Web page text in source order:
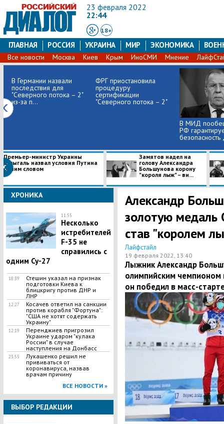
23 февраля 2022
22:44
18+
ГЛАВНАЯ РОССИЯ УКРАИНА МИР ЭКОНОМИКА
Все новости Москва Киев Крым ИноСМИ Мнение
В Германии назвали
последствия для
"Северного потока – 2"
из-за п...
ФРГ приостановила
процедуру
сертификации
"Северного потока – 2"
В МИД
РФ
Премьер-министр Украины
Шмыгаль назвал условия Путина
одним словом
Замятов надел на
голову Александра
Большунова корону
"короля лыж" – ви...
ХРОНИКА
11:55
Несколько
истребителей
F-35 не
справились с
одним Су-27
18:39
Стешин указал на признак
подготовки Киева к
блицкригу против ДНР и
ЛНР
12:27
​Косачев ответил на санкции
против корабля "Фортуна":
"США не хотят содержать
Украину"
12:19
Перенджиев пригрозил
Украине ударом "кулака
России" в случае
наступления на Донбасс
23:55
Лукашенко решил не
прививаться от
коронавируса, назвав
врачам причину
ВСЕ НОВОСТИ »
ВЫБОР РЕДАКЦИИ
Александр
золотую
став "королем
Лайфстайл
19 февраля 2022, 13:40
Лыжник Александр
олимпийским чемпионом
он победил в масс-